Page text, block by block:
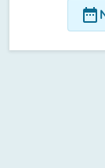
date_range